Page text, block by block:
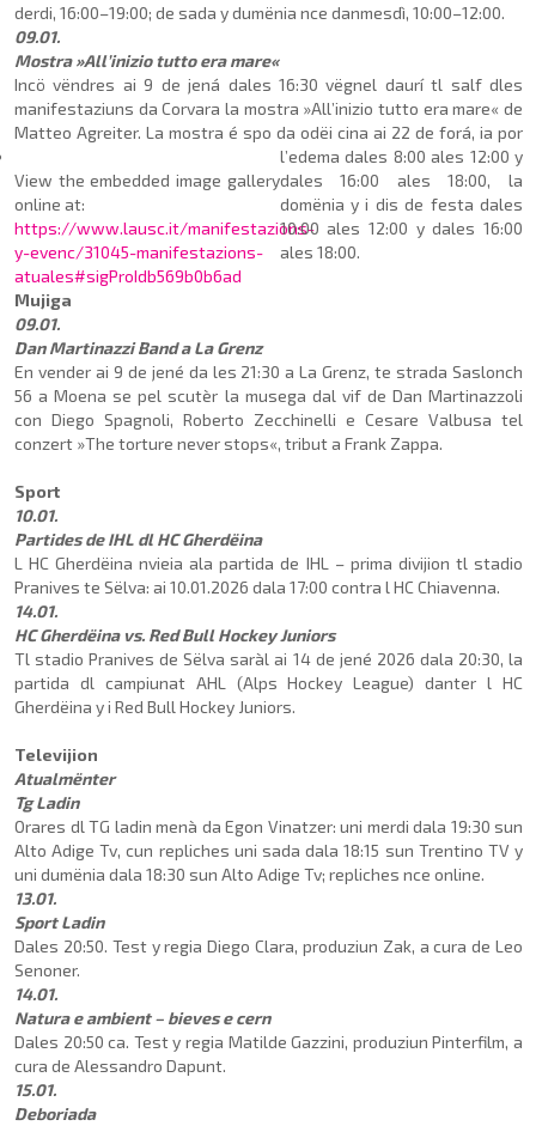
derdi, 16:00–19:00; de sada y dumënia nce danmesdì, 10:00–12:00.
09.01.
Mostra »All’inizio tutto era mare«
Incö vëndres ai 9 de jená dales 16:30 vëgnel daurí tl salf dles
manifestaziuns da Corvara la mostra »All’inizio tutto era mare« de
Matteo Agreiter. La mostra é spo da odëi cina ai 22 de forá, ia por
l’edema
View the embedded image gallery
online at:
https://www.lausc.it/manifestazions-
y-evenc/31045-manifestazions-
atuales#sigProIdb569b0b6ad
dales 8:00 ales 12:00 y
dales 16:00 ales 18:00, la
domënia y i dis de festa dales
10:00 ales 12:00 y dales 16:00
ales 18:00.
Mujiga
09.01.
Dan Martinazzi Band a La Grenz
En vender ai 9 de jené da les 21:30 a La Grenz, te strada Saslonch
56 a Moena se pel scutèr la musega dal vif de Dan Martinazzoli
con Diego Spagnoli, Roberto Zecchinelli e Cesare Valbusa tel
conzert »The torture never stops«, tribut a Frank Zappa.
Sport
10.01.
Partides de IHL dl HC Gherdëina
L HC Gherdëina nvieia ala partida de IHL – prima divi­jion tl stadio
Pranives te Sëlva: ai 10.01.2026 dala 17:00 con­tra l HC Chiavenna.
14.01.
HC Gherdëina vs. Red Bull Hockey Juniors
Tl stadio Pranives de Sëlva saràl ai 14 de jené 2026 dala 20:30, la
partida dl campiunat AHL (Alps Hockey League) danter l HC
Gherdëina y i Red Bull Hockey Juniors.
Televijion
Atualmënter
Tg Ladin
Orares dl TG ladin menà da Egon Vinatzer: uni merdi dala 19:30 sun
Alto Adige Tv, cun repliches uni sada dala 18:15 sun Trentino TV y
uni dumënia dala 18:30 sun Alto Adige Tv; repliches nce online.
13.01.
Sport Ladin
Dales 20:50. Test y regia Diego Clara, produziun Zak, a cura de Leo
Senoner.
14.01.
Natura e ambient – bieves e cern
Dales 20:50 ca. Test y regia Matilde Gazzini, produziun Pinterfilm, a
cura de Alessan­dro Dapunt.
15.01.
Deboriada